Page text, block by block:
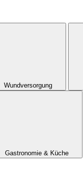
Wundversorgung
Gastronomie & Küche